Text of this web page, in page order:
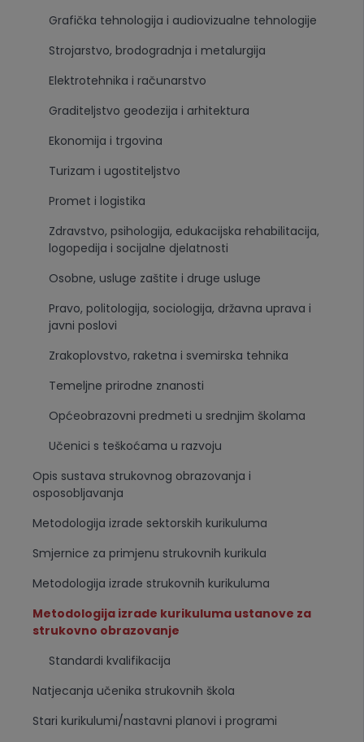
Grafička tehnologija i audiovizualne tehnologije
Strojarstvo, brodogradnja i metalurgija
Elektrotehnika i računarstvo
Graditeljstvo geodezija i arhitektura
Ekonomija i trgovina
Turizam i ugostiteljstvo
Promet i logistika
Zdravstvo, psihologija, edukacijska rehabilitacija,
logopedija i socijalne djelatnosti
Osobne, usluge zaštite i druge usluge
Pravo, politologija, sociologija, državna uprava i
javni poslovi
Zrakoplovstvo, raketna i svemirska tehnika
Temeljne prirodne znanosti
Općeobrazovni predmeti u srednjim školama
Učenici s teškoćama u razvoju
Opis sustava strukovnog obrazovanja i
osposobljavanja
Metodologija izrade sektorskih kurikuluma
Smjernice za primjenu strukovnih kurikula
Metodologija izrade strukovnih kurikuluma
Metodologija izrade kurikuluma ustanove za
strukovno obrazovanje
Standardi kvalifikacija
Natjecanja učenika strukovnih škola
Stari kurikulumi/nastavni planovi i programi